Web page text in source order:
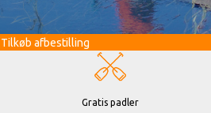
Tilkøb afbestilling
Gratis padler